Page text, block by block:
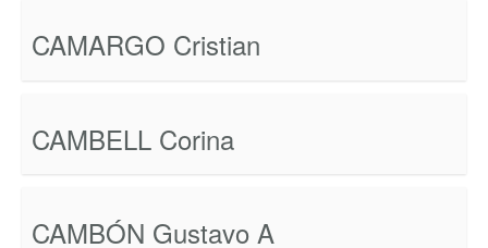
CAMARGO Cristian
CAMBELL Corina
CAMBÓN Gustavo A